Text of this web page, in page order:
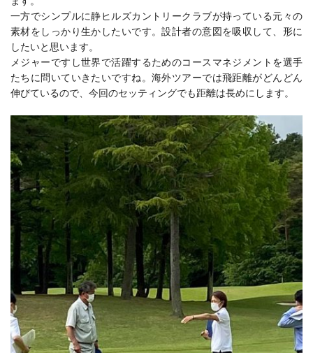
一方でシンプルに静ヒルズカントリークラブが持っている元々の
素材をしっかり生かしたいです。設計者の意図を吸収して、形に
したいと思います。
メジャーですし世界で活躍するためのコースマネジメントを選手
たちに問いていきたいですね。海外ツアーでは飛距離がどんどん
伸びているので、今回のセッティングでも距離は長めにします。